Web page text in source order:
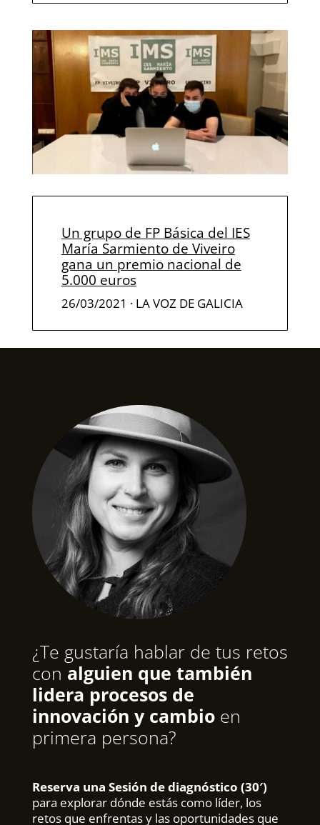
Un grupo de FP Básica del IES
María Sarmiento de Viveiro
gana un premio nacional de
5.000 euros
26/03/2021 · LA VOZ DE GALICIA
¿Te gustaría hablar de tus retos
con alguien que también
lidera procesos de
innovación y cambioen
primera persona?
Reserva una Sesión de diagnóstico (30′)
para explorar dónde estás como líder, los
retos que enfrentas y las oportunidades que